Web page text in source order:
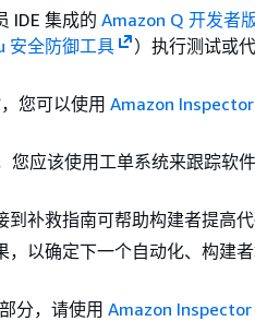
IDE 集成的 Amazon Q 开发者
安全防御工具
）执行测试或
您可以使用 Amazon Inspector
您应该使用工单系统来跟踪软
补救指南可帮助构建者提高代
，以确定下一个自动化、构建
分，请使用 Amazon Inspector